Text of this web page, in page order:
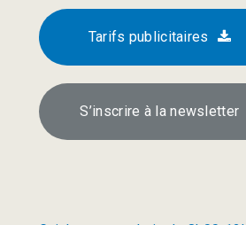
Tarifs publicitaires
S’inscrire à la newsletter